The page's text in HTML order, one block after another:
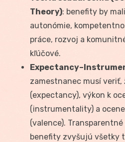
Theory): benefity by
autonómie,
práce, rozvoj a
kľúčové.
zamestnanec musí veriť,
(expectancy), výkon k
(instrumentality) a
(valence).
benefity zvyšujú všetky